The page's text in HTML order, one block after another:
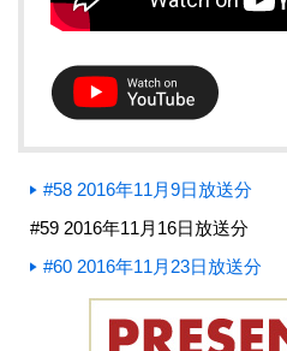
#58 2016年11月9日放送分
#59 2016年11月16日放送分
#60 2016年11月23日放送分